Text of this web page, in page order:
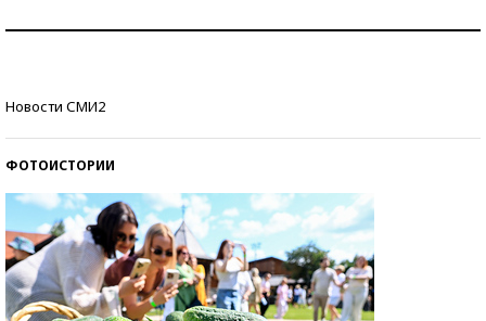
Новости СМИ2
ФОТОИСТОРИИ